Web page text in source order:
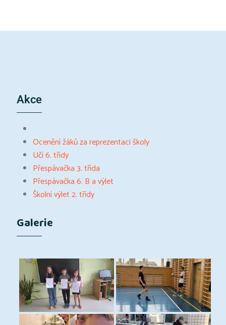
Akce
Ocenění žáků za reprezentaci školy
Učí 6. třídy
Přespávačka 3. třída
Přespávačka 6. B a výlet
Školní výlet 2. třídy
Galerie